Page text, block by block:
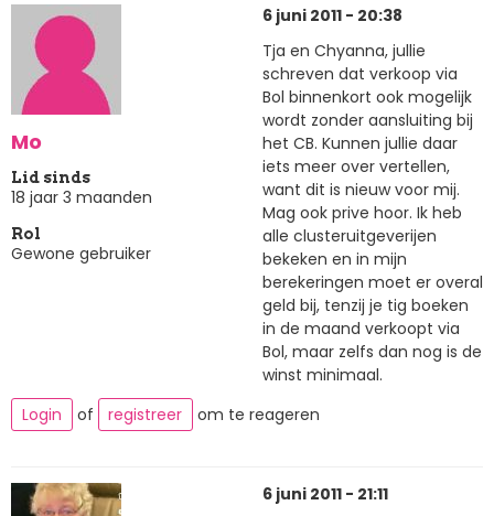
Mo
Lid sinds
18 jaar 3 maanden
Rol
Gewone gebruiker
6 juni 2011 - 20:38
Tja en Chyanna, jullie
schreven dat verkoop via
Bol binnenkort ook mogelijk
wordt zonder aansluiting bij
het CB. Kunnen jullie daar
iets meer over vertellen,
want dit is nieuw voor mij.
Mag ook prive hoor. Ik heb
alle clusteruitgeverijen
bekeken en in mijn
berekeringen moet er overal
geld bij, tenzij je tig boeken
in de maand verkoopt via
Bol, maar zelfs dan nog is de
winst minimaal.
Login
of registreer om te reageren
6 juni 2011 - 21:11